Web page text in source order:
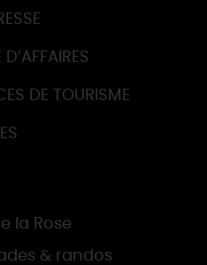
D’AFFAIRES
DE TOURISME
la Rose
& randos